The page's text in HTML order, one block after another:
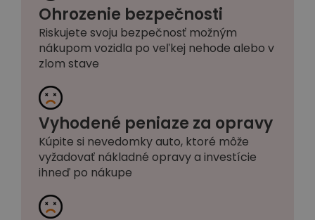
Ohrozenie bezpečnosti
Riskujete svoju bezpečnosť možným
nákupom vozidla po veľkej nehode alebo v
zlom stave
Vyhodené peniaze za opravy
Kúpite si nevedomky auto, ktoré môže
vyžadovať nákladné opravy a investície
ihneď po nákupe